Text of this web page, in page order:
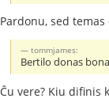
Pardonu, sed
tommjames:
Bertilo donas
Ĉu vere? Kiu difinis